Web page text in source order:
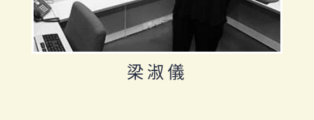
梁淑儀